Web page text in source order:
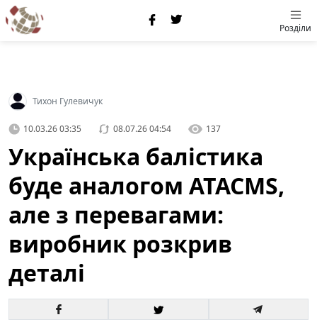
Розділи
Тихон Гулевичук
10.03.26 03:35 08.07.26 04:54 137
Українська балістика
буде аналогом ATACMS,
але з перевагами:
виробник розкрив
деталі